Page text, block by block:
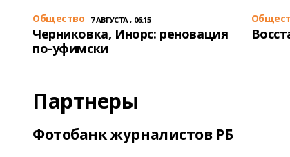
Общество 7 АВГУСТА , 06:15
Черниковка, Инорс: реновация
по-уфимски
Партнеры
Фотобанк журналистов РБ